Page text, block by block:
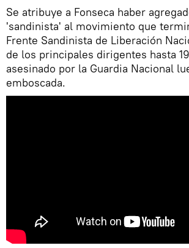
Se atribuye a Fonseca haber
'sandinista' al movimiento que
Frente Sandinista de Liberación
de los principales dirigentes hasta
asesinado por la Guardia Nacional
emboscada.